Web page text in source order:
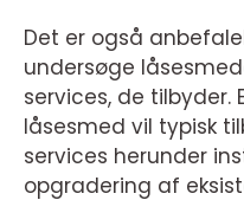
Det er også
undersøge
services, de tilbyder.
låsesmed vil typisk
services herunder
opgradering af